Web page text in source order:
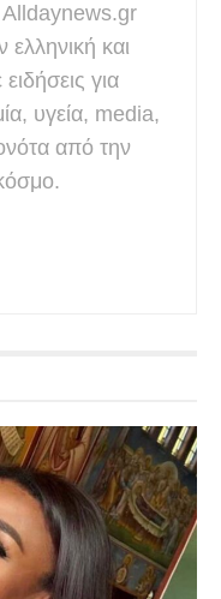
Alldaynews.gr
ελληνική και
για
υγεία, media,
από την